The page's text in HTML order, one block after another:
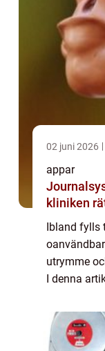
02 juni 2026
appar
kliniken
Ibland fylls
utrymme
I denna
Samsung-